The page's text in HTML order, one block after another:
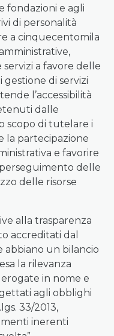
fondazioni e agli
di personalità
a cinquecentomila
a favore delle
di servizi
l’accessibilità
dalle
scopo di tutelare i
la partecipazione
e favorire
delle
delle risorse
alla trasparenza
accreditati dal
abbiano un bilancio
la rilevanza
in nome e
agli obblighi
33/2013,
inerenti